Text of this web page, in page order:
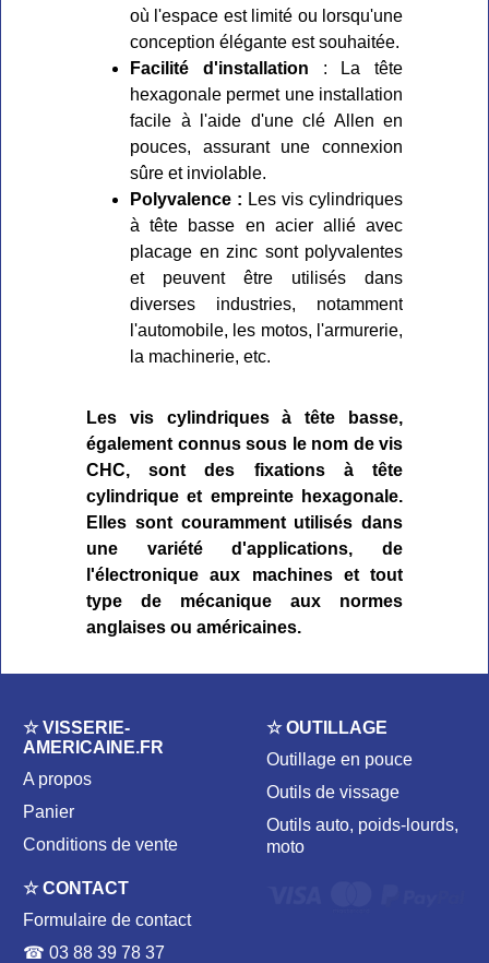
où l'espace est limité ou lorsqu'une
conception élégante est souhaitée.
Facilité d'installation : La tête
hexagonale permet une installation
facile à l'aide d'une clé Allen en
pouces, assurant une connexion
sûre et inviolable.
Polyvalence : Les vis cylindriques
à tête basse en acier allié avec
placage en zinc sont polyvalentes
et peuvent être utilisés dans
diverses industries, notamment
l'automobile, les motos, l'armurerie,
la machinerie, etc.
Les vis cylindriques à tête basse,
également connus sous le nom de vis
CHC, sont des fixations à tête
cylindrique et empreinte hexagonale.
Elles sont couramment utilisés dans
une variété d'applications, de
l'électronique aux machines et tout
type de mécanique aux normes
anglaises ou américaines.
☆ VISSERIE-
AMERICAINE.FR
A propos
Panier
Conditions de vente
☆ OUTILLAGE
Outillage en pouce
Outils de vissage
Outils auto, poids-lourds,
moto
☆ CONTACT
Formulaire de contact
☎ 03 88 39 78 37